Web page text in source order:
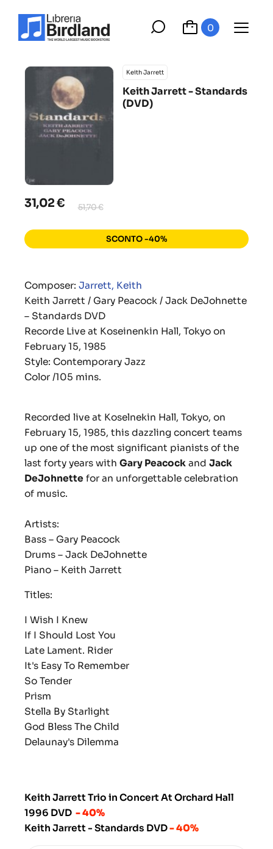
0
Keith Jarrett
Keith Jarrett - Standards
(DVD)
31,02 € 51,70 €
SCONTO -40%
Composer: Jarrett, Keith
Keith Jarrett / Gary Peacock / Jack DeJohnette
– Standards DVD
Recorde Live at Koseinenkin Hall, Tokyo on
February 15, 1985
Style: Contemporary Jazz
Color /105 mins.
Recorded live at Koselnekin Hall, Tokyo, on
February 15, 1985, this dazzling concert teams
up one of the most significant pianists of the
last forty years with Gary Peacock and Jack
DeJohnette for an unforgettable celebration
of music.
Artists:
Bass – Gary Peacock
Drums – Jack DeJohnette
Piano – Keith Jarrett
Titles:
I Wish I Knew
If I Should Lost You
Late Lament. Rider
It's Easy To Remember
So Tender
Prism
Stella By Starlight
God Bless The Child
Delaunay's Dilemma
Keith Jarrett Trio in Concert At Orchard Hall
1996 DVD - 40%
Keith Jarrett - Standards DVD- 40%